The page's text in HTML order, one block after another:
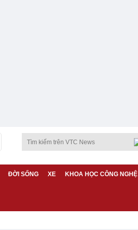
ĐỜI SỐNG XE KHOA HỌC CÔNG NGHỆ